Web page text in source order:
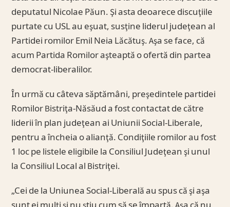
deputatul Nicolae Păun. Şi asta deoarece discuţiile
purtate cu USL au eşuat, susţine liderul judeţean al
Partidei romilor Emil Neia Lăcătuş. Aşa se face, că
acum Partida Romilor aşteaptă o ofertă din partea
democrat-liberalilor.
În urmă cu câteva săptămâni, preşedintele partidei
Romilor Bistriţa-Năsăud a fost contactat de către
liderii în plan judeţean ai Uniunii Social-Liberale,
pentru a încheia o alianţă. Condiţiile romilor au fost
1 loc pe listele eligibile la Consiliul Judeţean şi unul
la Consiliul Local al Bistriţei.
„Cei de la Uniunea Social-Liberală au spus că şi aşa